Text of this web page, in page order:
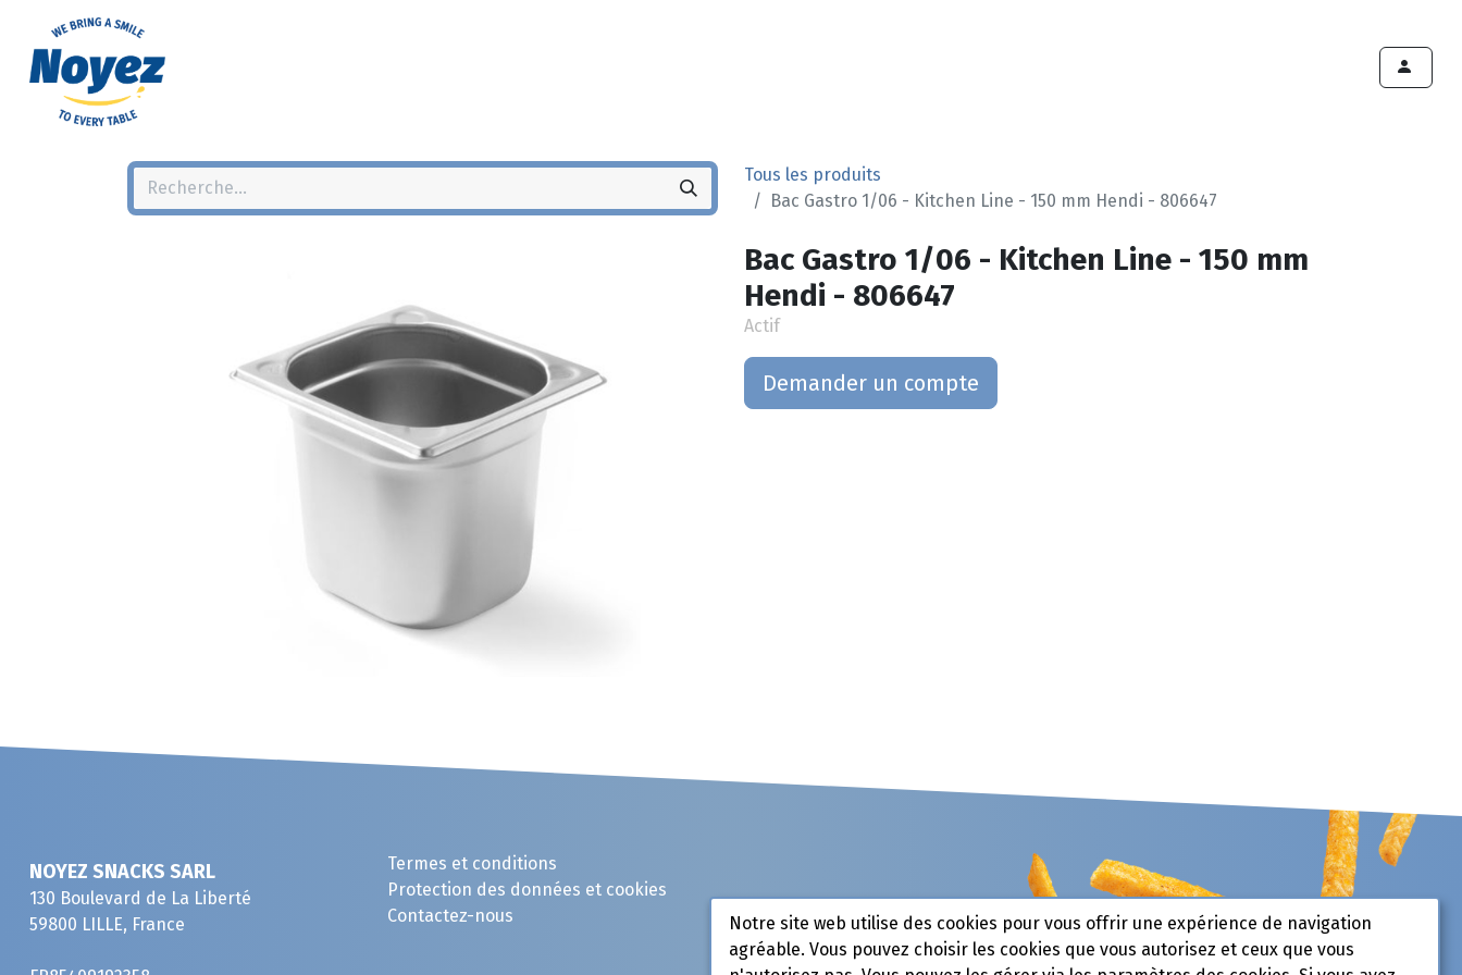
Tous les produits
Bac Gastro 1/06 - Kitchen Line - 150 mm Hendi - 806647
Bac Gastro 1/06 - Kitchen Line - 150 mm
Hendi - 806647
Actif
Demander un compte
NOYEZ SNACKS SARL
130 Boulevard de La Liberté
59800 LILLE, France
Termes et conditions
Protection des données et cookies
Contactez-nous
Notre site web utilise des cookies pour vous offrir une expérience de navigation
agréable. Vous pouvez choisir les cookies que vous autorisez et ceux que vous